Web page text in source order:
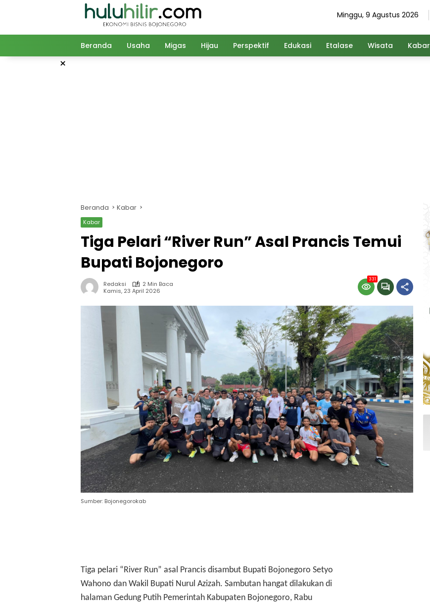
Minggu, 9 Agustus 2026
Beranda Usaha Migas Hijau Perspektif Edukasi Etalase Wisata Kabar
×
Beranda Kabar
Kabar
Tiga Pelari “River Run” Asal Prancis Temui
Bupati Bojonegoro
Redaksi
2 Min Baca
Kamis, 23 April 2026
331
Sumber: Bojonegorokab
Tiga pelari “River Run” asal Prancis disambut Bupati Bojonegoro Setyo
Wahono dan Wakil Bupati Nurul Azizah. Sambutan hangat dilakukan di
halaman Gedung Putih Pemerintah Kabupaten Bojonegoro, Rabu